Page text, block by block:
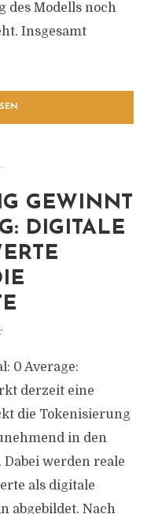
des Modells noch
Insgesamt
GEWINNT
DIGITALE
0 Average:
derzeit eine
die Tokenisierung
in den
werden reale
als digitale
abgebildet. Nach